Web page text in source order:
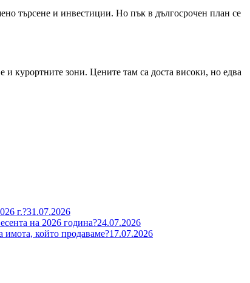
търсене и инвестиции. Но пък в дългосрочен план се
курортните зони. Цените там са доста високи, но едва
г.?31.07.2026
на 2026 година?24.07.2026
който продаваме?17.07.2026